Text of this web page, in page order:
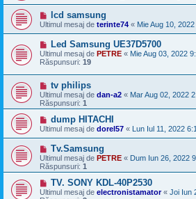
lcd samsung
Ultimul mesaj de terinte74 « Mie Aug 10,
Led Samsung UE37D5700
Ultimul mesaj de PETRE « Mie Aug 03, 2022
Răspunsuri: 19
tv philips
Ultimul mesaj de dan-a2 « Mar Aug 02, 2022
Răspunsuri: 1
dump HITACHI
Ultimul mesaj de dorel57 « Lun Iul 11, 2022
Tv.Samsung
Ultimul mesaj de PETRE « Dum Iun 26, 2022
Răspunsuri: 1
TV. SONY KDL-40P2530
Ultimul mesaj de electronistamator« Joi Iun